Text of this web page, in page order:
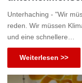
Unterhaching - "Wir
reden. Wir müssen
und eine schnellere…
Weiterlesen >>